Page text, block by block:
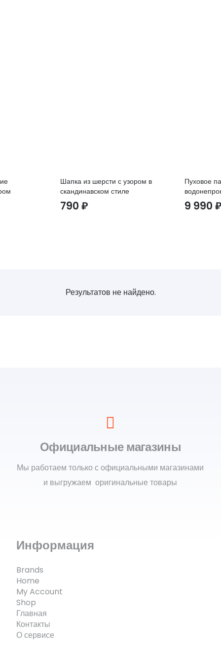
Шапка из шерсти с узором в
скандинавском стиле
790₽
Пуховое
9 990
Результатов не найдено.
Официальные магазины
Мы работаем только с официальными магазинами
и выгружаем оригинальные товары
Информация
Brands
Home
My Account
Shop
Главная
Контакты
О сервисе